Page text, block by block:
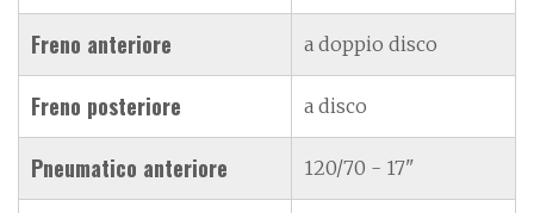
Freno anteriore a doppio disco
Freno posteriore a disco
Pneumatico anteriore 120/70 - 17"